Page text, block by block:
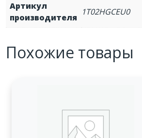
Артикул
производителя
1T02HGCEU0
Похожие товары